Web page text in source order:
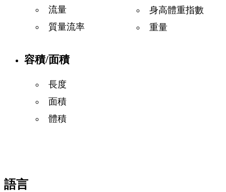
流量
質量流率
容積/面積
長度
面積
體積
身高體重指數
重量
語言